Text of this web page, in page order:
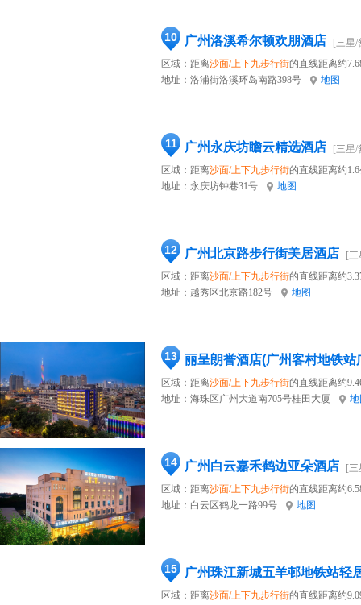
10 广州洛溪希尔顿欢朋酒店
[三星/
区域：距离沙面/上下九步行街的直线距离约
地址： 洛浦街洛溪环岛南路398号 地图
11 广州永庆坊瞻云精选酒店
[三星/
区域：距离沙面/上下九步行街的直线距离约
地址： 永庆坊钟巷31号 地图
12 广州北京路步行街美居酒店
[
区域：距离沙面/上下九步行街的直线距离约
地址： 越秀区北京路182号 地图
13 丽呈朗誉酒店(广州客村地铁站
区域：距离沙面/上下九步行街的直线距离约
地址： 海珠区广州大道南705号桂田大厦
14 广州白云嘉禾鹤边亚朵酒店
[
区域：距离沙面/上下九步行街的直线距离约
地址： 白云区鹤龙一路99号 地图
15 广州珠江新城五羊邨地铁站轻
区域：距离沙面/上下九步行街的直线距离约